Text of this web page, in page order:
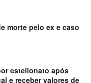
morte pelo ex e caso
estelionato após
e receber valores de